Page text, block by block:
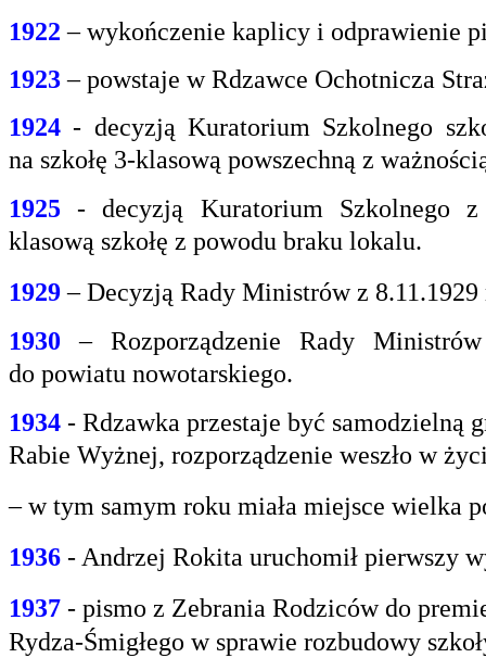
1922 – wykończenie kaplicy i odprawienie
1923– powstaje w Rdzawce Ochotnicza
1924 - decyzją Kuratorium Szkolnego
na szkołę 3-klasową powszechną z
1925 - decyzją Kuratorium Szkolnego
klasową szkołę z powodu braku lokalu.
1929– Decyzją Rady Ministrów z
1930 – Rozporządzenie Rady
do powiatu nowotarskiego.
1934 - Rdzawka przestaje być samodzielną
Rabie Wyżnej, rozporządzenie weszło w
– w tym samym roku miała miejsce wielka
1936 - Andrzej Rokita uruchomił pierwszy
1937 - pismo z Zebrania Rodziców do
Rydza-Śmigłego w sprawie rozbudowy